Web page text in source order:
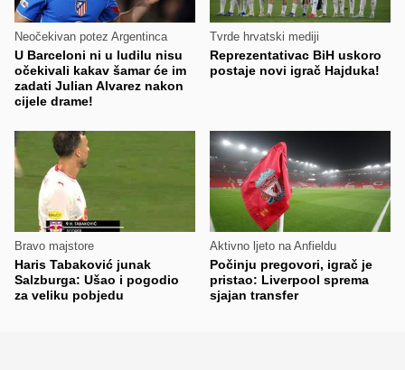
Neočekivan potez Argentinca
U Barceloni ni u ludilu nisu
očekivali kakav šamar će im
zadati Julian Alvarez nakon
cijele drame!
Tvrde hrvatski mediji
Reprezentativac BiH uskoro
postaje novi igrač Hajduka!
Bravo majstore
Haris Tabaković junak
Salzburga: Ušao i pogodio
za veliku pobjedu
Aktivno ljeto na Anfieldu
Počinju pregovori, igrač je
pristao: Liverpool sprema
sjajan transfer